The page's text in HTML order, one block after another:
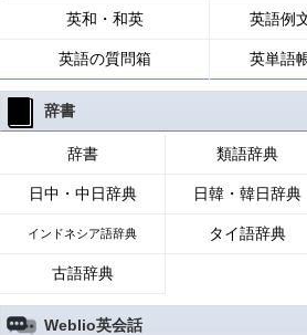
英和・和英 英語例
英語の質問箱 英単語
辞書
辞書 類語辞典
日中・中日辞典 日韓・韓日辞典
インドネシア語辞典 タイ語辞典
古語辞典
Weblio英会話